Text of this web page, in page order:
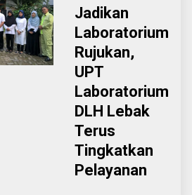
Jadikan
Laboratorium
Rujukan,
UPT
Laboratorium
DLH Lebak
Terus
Tingkatkan
Pelayanan